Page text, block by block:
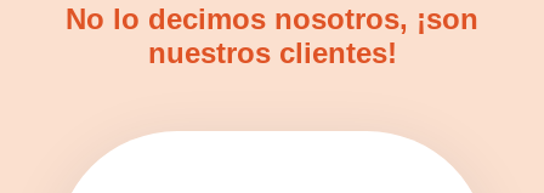
No lo decimos nosotros, ¡son
nuestros clientes!